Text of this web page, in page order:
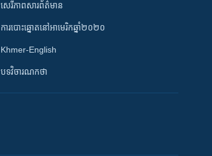
សេរីភាពសារព័ត៌មាន
ការបោះឆ្នោតនៅអាមេរិកឆ្នាំ២០២០
Khmer-English
បទវិចារណកថា